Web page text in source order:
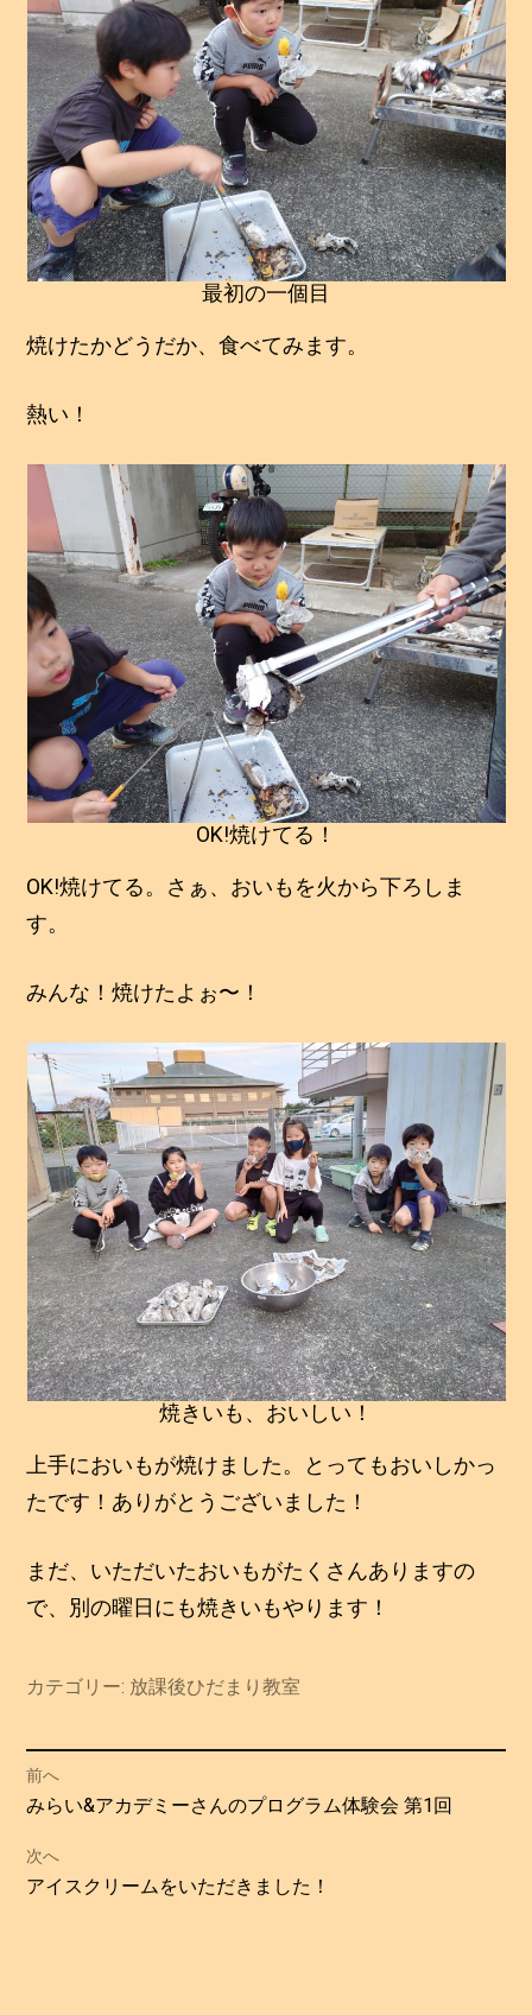
最初の一個目
焼けたかどうだか、食べてみます。
熱い！
OK!焼けてる！
OK!焼けてる。さぁ、おいもを火から下ろしま
す。
みんな！焼けたよぉ〜！
焼きいも、おいしい！
上手においもが焼けました。とってもおいしかっ
たです！ありがとうございました！
まだ、いただいたおいもがたくさんありますの
で、別の曜日にも焼きいもやります！
カテゴリー: 放課後ひだまり教室
投
稿
ナ
前へ
過
の
投
みらい&アカデミーさんのプログラム体験会 第1回
次へ
次
アイスクリームをいただきました！